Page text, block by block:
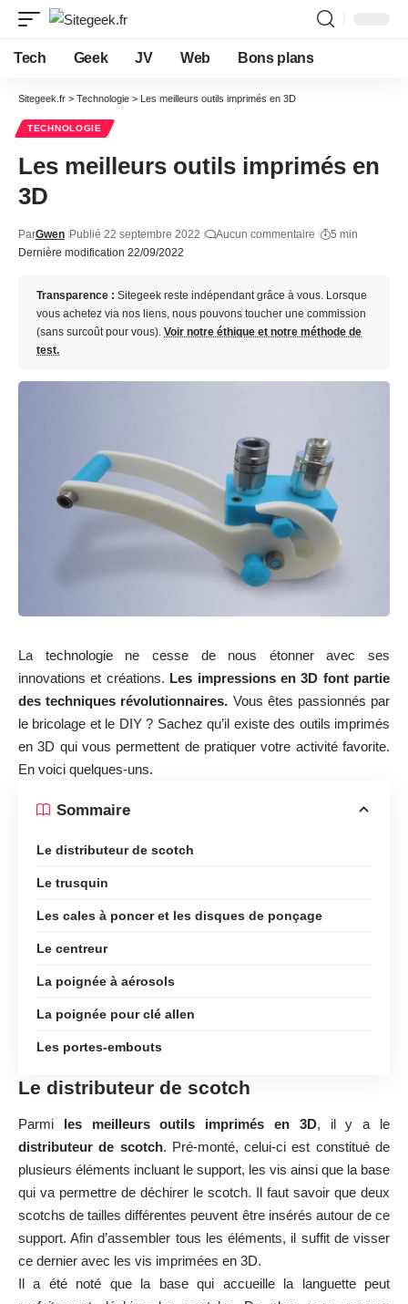
Tech Geek JV Web Bons plans
Sitegeek.fr > Technologie > Les meilleurs outils imprimés en 3D
TECHNOLOGIE
Les meilleurs outils imprimés en
3D
Dernière modification 22/09/2022
ParGwen Publié 22 septembre 2022 Aucun commentaire 5 min
Transparence : Sitegeek reste indépendant grâce à vous. Lorsque
vous achetez via nos liens, nous pouvons toucher une commission
(sans surcoût pour vous). Voir notre éthique et notre méthode de
test.
La technologie ne cesse de nous étonner avec ses
innovations et créations. Les impressions en 3D font partie
des techniques révolutionnaires. Vous êtes passionnés par
le bricolage et le DIY ? Sachez qu’il existe des outils imprimés
en 3D qui vous permettent de pratiquer votre activité favorite.
En voici quelques-uns.
Sommaire
Le distributeur de scotch
Le trusquin
Les cales à poncer et les disques de ponçage
Le centreur
La poignée à aérosols
La poignée pour clé allen
Les portes-embouts
Le distributeur de scotch
Parmi les meilleurs outils imprimés en 3D, il y a le
distributeur de scotch. Pré-monté, celui-ci est constitué de
plusieurs éléments incluant le support, les vis ainsi que la base
qui va permettre de déchirer le scotch. Il faut savoir que deux
scotchs de tailles différentes peuvent être insérés autour de ce
support. Afin d’assembler tous les éléments, il suffit de visser
ce dernier avec les vis imprimées en 3D.
Il a été noté que la base qui accueille la languette peut